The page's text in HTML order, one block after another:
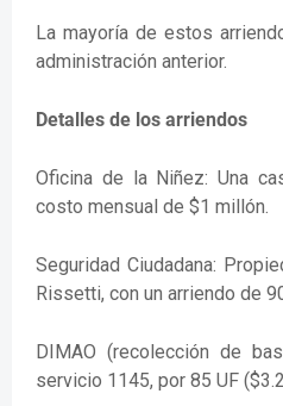
La mayoría de estos
administración anterior.
Detalles de los arriendos
Oficina de la Niñez: Una
costo mensual de $1 millón.
Seguridad Ciudadana:
Rissetti, con un arriendo de
DIMAO (recolección de
servicio 1145, por 85 UF